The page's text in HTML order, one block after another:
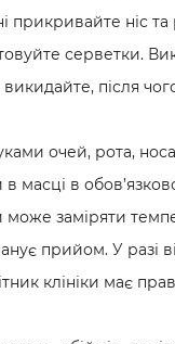
прикривайте ніс та
серветки.
викидайте, після
очей, рота,
в масці в
може заміряти
прийом. У разі
клініки має